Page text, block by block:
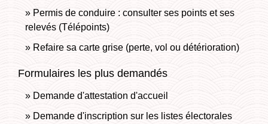
Permis de conduire : consulter ses points et ses
relevés (Télépoints)
Refaire sa carte grise (perte, vol ou détérioration)
Formulaires les plus demandés
Demande d'attestation d'accueil
Demande d'inscription sur les listes électorales